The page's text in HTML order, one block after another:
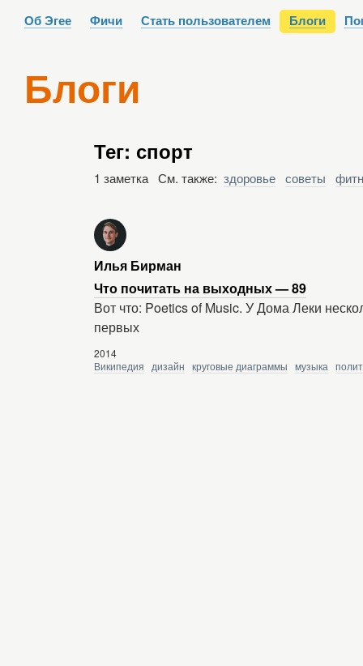
Об Эгее Фичи Стать пользователем Блоги
Блоги
Тег: спорт
1 заметка См. также: здоровье советы
Илья Бирман
Что почитать на выходных — 89
Вот что: Poetics of Music. У Дома Леки
первых
2014
Википедия
дизайн круговые диаграммы музыка